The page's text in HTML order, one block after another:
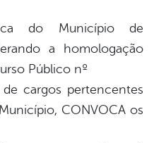
do Município de
a homologação
Público nº
cargos pertencentes
CONVOCA os